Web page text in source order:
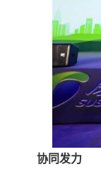
协同发力